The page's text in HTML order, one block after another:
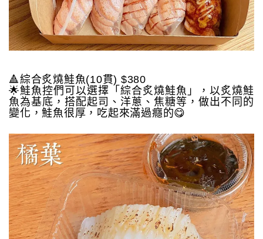
🔺綜合炙燒鮭魚(10貫) $380
🌟鮭魚控們可以選擇「綜合炙燒鮭魚」，以炙燒鮭
魚為基底，搭配起司、洋蔥、焦糖等，做出不同的
變化，鮭魚很厚，吃起來滿過癮的😋